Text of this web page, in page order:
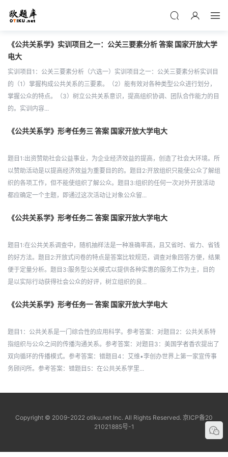
《公共关系学》实训项目之一：公关三要素分析 答案 国家开放大学
电大
实训项目1：公关三要素分析（六选一）实训项目之一：公关三要素分析实训目
的（1）掌握构成公共关系的三要素。（2）能有效对各种类型公众进行划分，
掌握公众的特点。（3）树立公共关系意识，提高组织协调、团队合作能力的目
的。实训内容...
《公共关系学》形考任务三 答案 国家开放大学电大
题目1:出资赞助社会公益事业，为企业经济效益的提高，创造了社会大环境。所
以赞助活动是以提高经济效益为重要目的的。题目2:开放组织只能使公众了解组
织的各项工作，但不能使组织了解公众。题目3:组织的任何一次对外开放活动
都应确定一个主题，即通过这次活动让对象公众留...
《公共关系学》形考任务二 答案 国家开放大学电大
题目1:在公共关系调查中，随机抽样法是一种准确率高，且又省时、省力、省钱
的好方法。题目2:开放式问卷的特点是答案比较规范，调查对象回答方便，结果
便于定量分析。题目3:服务型公关模式以提供各种实惠的服务工作为主，目的
是以实际行动获得社会公众的好评，树立组织的良...
《公共关系学》形考任务一 答案 国家开放大学电大
题目1：公共关系是一门综合性的应用科学。参考答案：对题目2：公共关系特
指组织与公众之间的传播沟通关系。参考答案：对题目3：美国学者香农提出了
双向循环的传播模式。参考答案：错题目4：艾维•李创办世界上第一家宣传事
务顾问所。参考答案：错题目5：在公共关系学里...
Copyright © 2009-2022 otiku.net Inc. All Rights Reserved. 京ICP备20
21021885号-1